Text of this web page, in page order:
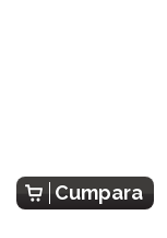
Cumpara